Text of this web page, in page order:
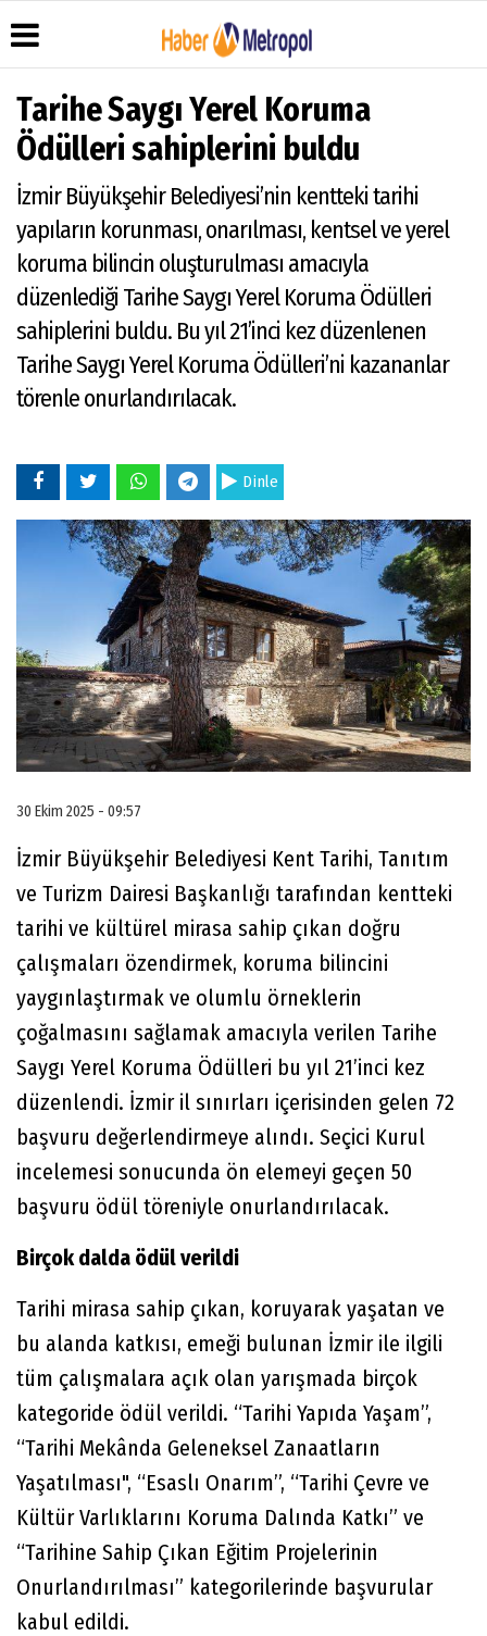
Haber
Arşivi
Gazete
Arşivi
Durumu
Anketler
Yazarları
Video
Galeri
Foto
Galeri
İletişim
Çerez
Gizlilik
İlkeleri
Tarihe Saygı Yerel Koruma
Ödülleri sahiplerini buldu
İzmir Büyükşehir Belediyesi’nin kentteki tarihi
yapıların korunması, onarılması, kentsel ve yerel
koruma bilincin oluşturulması amacıyla
düzenlediği Tarihe Saygı Yerel Koruma Ödülleri
sahiplerini buldu. Bu yıl 21’inci kez düzenlenen
Tarihe Saygı Yerel Koruma Ödülleri’ni kazananlar
törenle onurlandırılacak.
Dinle
30 Ekim 2025 - 09:57
İzmir Büyükşehir Belediyesi Kent Tarihi, Tanıtım
ve Turizm Dairesi Başkanlığı tarafından kentteki
tarihi ve kültürel mirasa sahip çıkan doğru
çalışmaları özendirmek, koruma bilincini
yaygınlaştırmak ve olumlu örneklerin
çoğalmasını sağlamak amacıyla verilen Tarihe
Saygı Yerel Koruma Ödülleri bu yıl 21’inci kez
düzenlendi. İzmir il sınırları içerisinden gelen 72
başvuru değerlendirmeye alındı. Seçici Kurul
incelemesi sonucunda ön elemeyi geçen 50
başvuru ödül töreniyle onurlandırılacak.
Birçok dalda ödül verildi
Tarihi mirasa sahip çıkan, koruyarak yaşatan ve
bu alanda katkısı, emeği bulunan İzmir ile ilgili
tüm çalışmalara açık olan yarışmada birçok
kategoride ödül verildi. “Tarihi Yapıda Yaşam”,
“Tarihi Mekânda Geleneksel Zanaatların
Yaşatılması", “Esaslı Onarım”, “Tarihi Çevre ve
Kültür Varlıklarını Koruma Dalında Katkı” ve
“Tarihine Sahip Çıkan Eğitim Projelerinin
Onurlandırılması” kategorilerinde başvurular
kabul edildi.